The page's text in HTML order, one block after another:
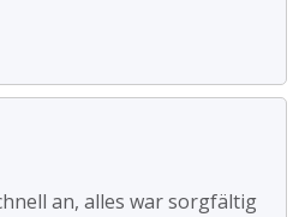
an, alles war sorgfältig